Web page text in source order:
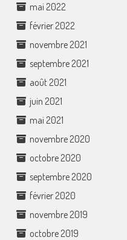
mai 2022
février 2022
novembre 2021
septembre 2021
août 2021
juin 2021
mai 2021
novembre 2020
octobre 2020
septembre 2020
février 2020
novembre 2019
octobre 2019